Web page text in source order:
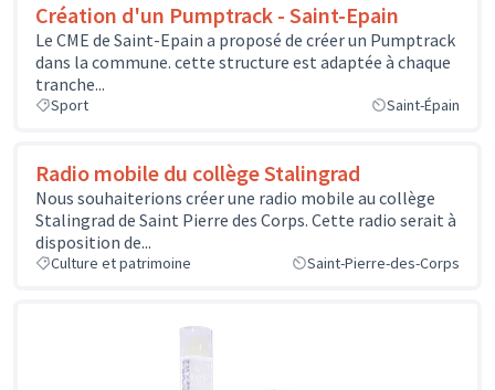
Création d'un Pumptrack - Saint-Epain
Le CME de Saint-Epain a proposé de créer un Pumptrack
dans la commune. cette structure est adaptée à chaque
tranche...
Sport Saint-Épain
Radio mobile du collège Stalingrad
Nous souhaiterions créer une radio mobile au collège
Stalingrad de Saint Pierre des Corps. Cette radio serait à
disposition de...
Culture et patrimoine Saint-Pierre-des-Corps